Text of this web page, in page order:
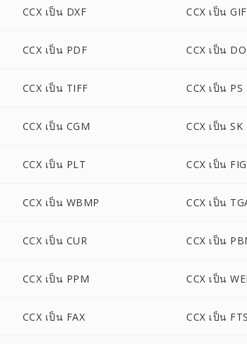
CCX เป็น DXF CCX เป็น GIF
CCX เป็น PDF CCX เป็น
CCX เป็น TIFF CCX เป็น PS
CCX เป็น CGM CCX เป็น SK
CCX เป็น PLT CCX เป็น FIG
CCX เป็น WBMP CCX เป็น
CCX เป็น CUR CCX เป็น
CCX เป็น PPM CCX เป็น
CCX เป็น FAX CCX เป็น